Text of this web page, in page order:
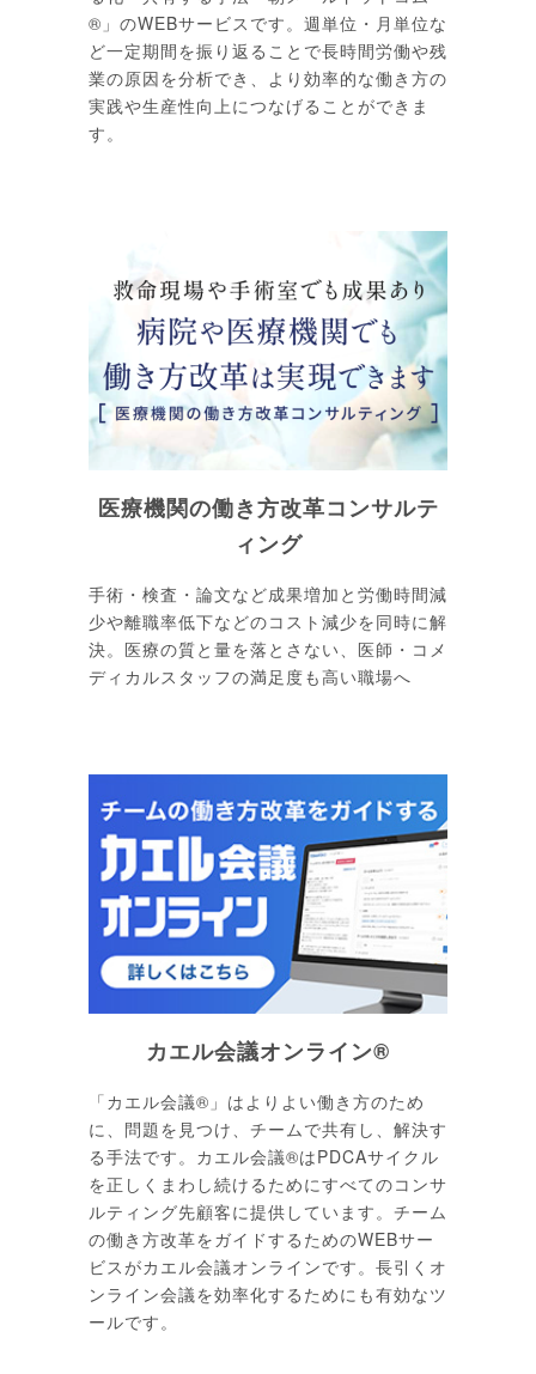
®」のWEBサービスです。週単位・月単位な
ど一定期間を振り返ることで長時間労働や残
業の原因を分析でき、より効率的な働き方の
実践や生産性向上につなげることができま
す。
医療機関の働き方改革コンサルテ
ィング
手術・検査・論文など成果増加と労働時間減
少や離職率低下などのコスト減少を同時に解
決。医療の質と量を落とさない、医師・コメ
ディカルスタッフの満足度も高い職場へ
カエル会議オンライン®
「カエル会議®」はよりよい働き方のため
に、問題を見つけ、チームで共有し、解決す
る手法です。カエル会議®はPDCAサイクル
を正しくまわし続けるためにすべてのコンサ
ルティング先顧客に提供しています。チーム
の働き方改革をガイドするためのWEBサー
ビスがカエル会議オンラインです。長引くオ
ンライン会議を効率化するためにも有効なツ
ールです。